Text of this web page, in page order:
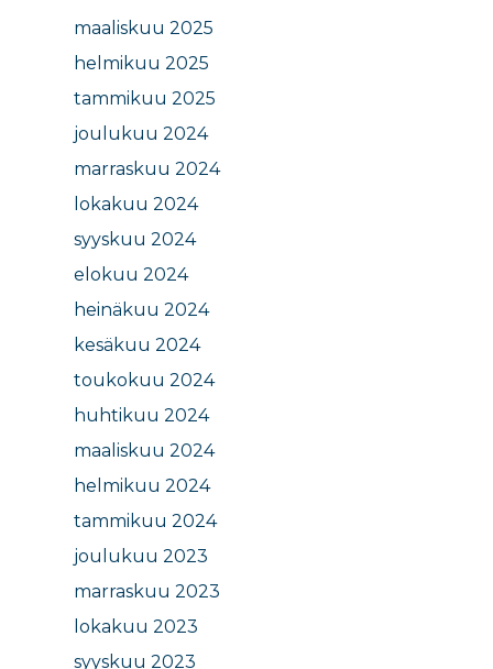
maaliskuu 2025
helmikuu 2025
tammikuu 2025
joulukuu 2024
marraskuu 2024
lokakuu 2024
syyskuu 2024
elokuu 2024
heinäkuu 2024
kesäkuu 2024
toukokuu 2024
huhtikuu 2024
maaliskuu 2024
helmikuu 2024
tammikuu 2024
joulukuu 2023
marraskuu 2023
lokakuu 2023
syyskuu 2023